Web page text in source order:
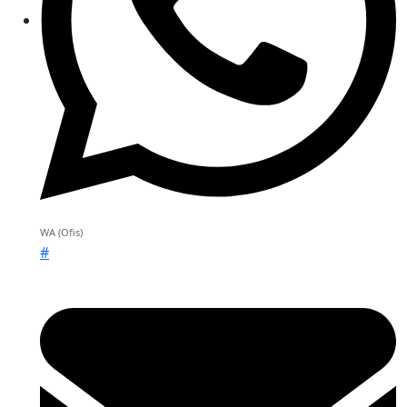
WA (Ofis)
#